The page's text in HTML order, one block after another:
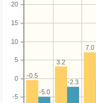
-5
0
5
10
15
20
7.0
3.2
-0.5
-2.3
-5.0